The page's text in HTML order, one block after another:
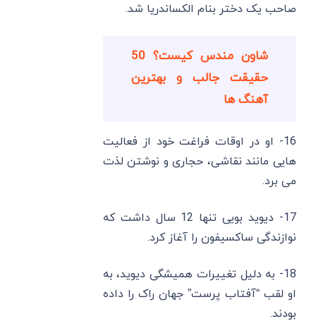
صاحب یک دختر بنام الکساندریا شد.
شاون مندس کیست؟ 50
حقیقت جالب و بهترین
آهنگ ها
16- او در اوقات فراغت خود از فعالیت
هایی مانند نقاشی، حجاری و نوشتن لذت
می برد.
17- دیوید بویی تنها 12 سال داشت که
نوازندگی ساکسیفون را آغاز کرد.
18- به دلیل تغییرات همیشگی دیوید، به
او لقب “آفتاب‌ پرست” جهان راک را داده
بودند.